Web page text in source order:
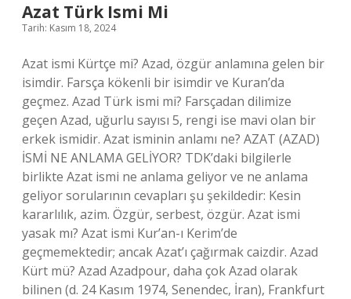
Azat Türk Ismi Mi
Tarih: Kasım 18, 2024
Azat ismi Kürtçe mi? Azad, özgür anlamına gelen bir
isimdir. Farsça kökenli bir isimdir ve Kuran’da
geçmez. Azad Türk ismi mi? Farsçadan dilimize
geçen Azad, uğurlu sayısı 5, rengi ise mavi olan bir
erkek ismidir. Azat isminin anlamı ne? AZAT (AZAD)
İSMİ NE ANLAMA GELİYOR? TDK’daki bilgilerle
birlikte Azat ismi ne anlama geliyor ve ne anlama
geliyor sorularının cevapları şu şekildedir: Kesin
kararlılık, azim. Özgür, serbest, özgür. Azat ismi
yasak mı? Azat ismi Kur’an-ı Kerim’de
geçmemektedir; ancak Azat’ı çağırmak caizdir. Azad
Kürt mü? Azad Azadpour, daha çok Azad olarak
bilinen (d. 24 Kasım 1974, Senendec, İran), Frankfurt